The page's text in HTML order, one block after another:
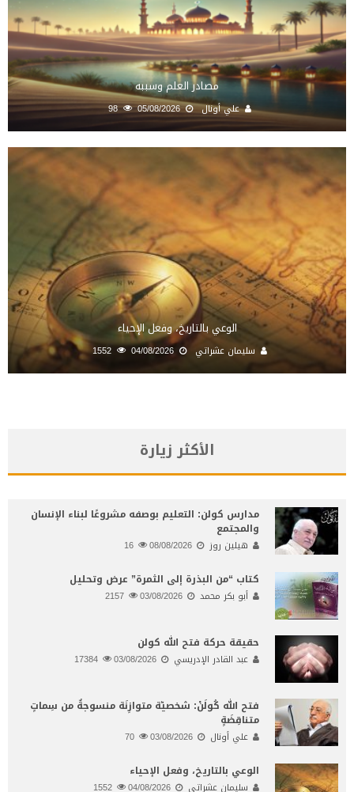
مصادر العلم وسببه
علي أونال 05/08/2026
98
الوعي بالتاريخ، وفعل الإحياء
سليمان عشراتي 04/08/2026
الأكثر زيارة
مدارس كولن: التعليم بوصفه مشروعًا لبناء الإنسان
والمجتمع
هيلين روز 08/08/2026
كتاب “من البذرة إلى الثمرة” عرض وتحليل
أبو بكر محمد 03/08/2026
حقيقة حركة فتح الله كولن
عبد القادر الإدريسي 03/08/2026
فتح الله كُولَنْ: شخصيّة متوازِنَة منسوجةٌ من سِماتٍ
متناقِضَةٍ
علي أونال 03/08/2026
الوعي بالتاريخ، وفعل الإحياء
سليمان عشراتي 04/08/2026